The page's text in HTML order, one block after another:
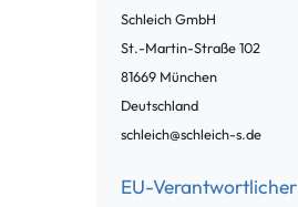
Schleich GmbH
St.-Martin-Straße102
81669 München
Deutschland
schleich@schleich-s.de
EU-Verantwortlicher